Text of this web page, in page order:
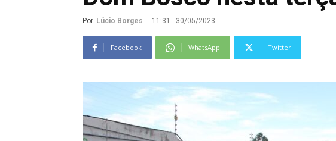
Por Lúcio Borges - 11:31 - 30/05/2023
Facebook WhatsApp Twitter